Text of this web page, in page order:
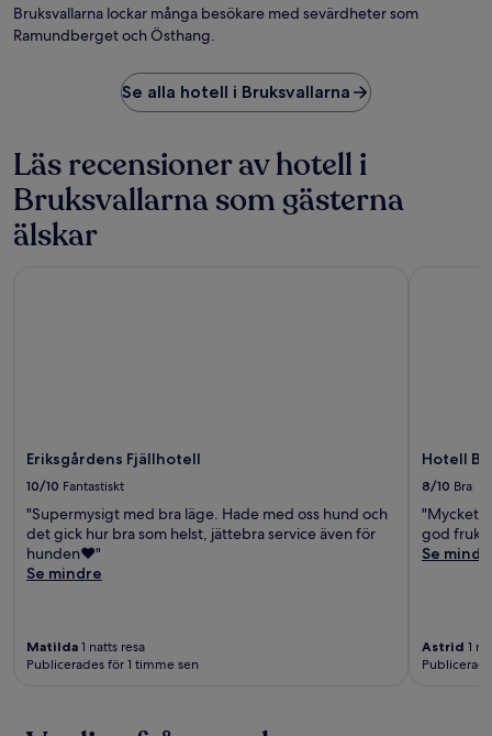
Bruksvallarna lockar många besökare med sevärdheter som
Ramundberget och Östhang.
Se alla hotell i Bruksvallarna
Läs recensioner av hotell i
Bruksvallarna som gästerna
älskar
Eriksgårdens Fjällhotell
10/10 Fantastiskt
"Supermysigt med bra läge. Hade med oss hund och
det gick hur bra som helst, jättebra service även för
hunden❤️"
Se mindre
Matilda 1 natts resa
Publicerades för 1 timme sen
Hotell
8/10 Bra
"Mycket
god
Se
Astrid 1